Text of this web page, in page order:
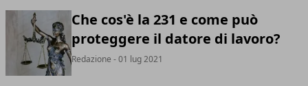
Che cos'è la 231 e come può
proteggere il datore di lavoro?
Redazione - 01 lug 2021